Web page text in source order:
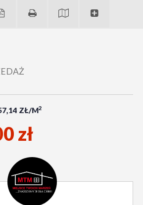
ZŁ/M2
zł